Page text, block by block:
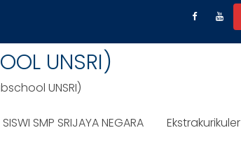
UNSRI)
UNSRI)
SMP SRIJAYA NEGARA Ekstrakurikuler